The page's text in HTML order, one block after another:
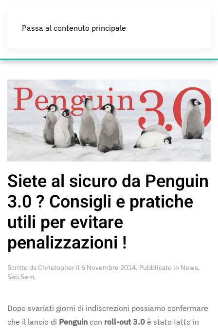
Passa al contenuto principale
Siete al sicuro da Penguin
3.0 ? Consigli e pratiche
utili per evitare
penalizzazioni !
Scritto da Christopher il 6 Novembre 2014. Pubblicato in News,
Seo Sem.
Dopo svariati giorni di indiscrezioni possiamo confermare
che il lancio di Penguin con roll-out 3.0 è stato fatto in